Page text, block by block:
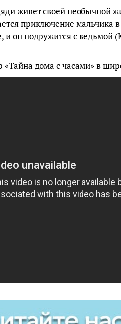
живет своей необычной
приключение мальчика
и он подружится с ведьмой
дома с часами» в